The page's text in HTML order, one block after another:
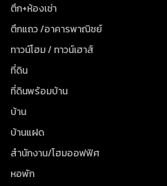
ตึก+ห้องเช่า
ตึกแถว /อาคารพาณิชย์
ทาวน์โฮม / ทาวน์เฮาส์
ที่ดิน
ที่ดินพร้อมบ้าน
บ้าน
บ้านแฝด
สำนักงาน/โฮมออฟฟิศ
หอพัก